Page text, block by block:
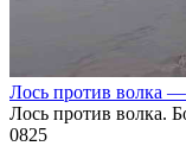
Лось против волка —
Лось против волка.
0825